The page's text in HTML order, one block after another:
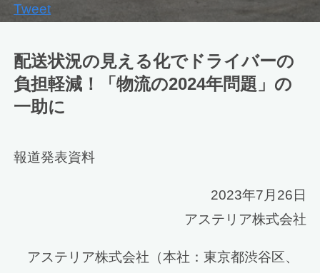
Tweet
配送状況の見える化でドライバーの
負担軽減！「物流の2024年問題」の
一助に
報道発表資料
2023年7月26日
アステリア株式会社
アステリア株式会社（本社：東京都渋谷区、